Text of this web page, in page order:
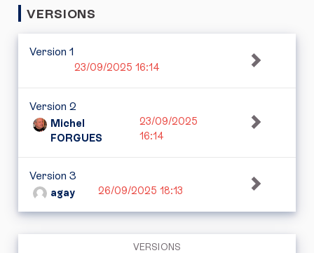
VERSIONS
Version 1
23/09/2025 16:14
Version 2
Michel
FORGUES
23/09/2025
16:14
Version 3
agay 26/09/2025 18:13
VERSIONS